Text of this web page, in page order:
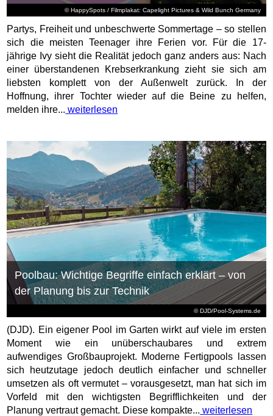
© HappySpots / Filmplakat: Capelight Pictures & Wild Bunch Germany
Partys, Freiheit und unbeschwerte Sommertage – so stellen
sich die meisten Teenager ihre Ferien vor. Für die 17-
jährige Ivy sieht die Realität jedoch ganz anders aus: Nach
einer überstandenen Krebserkrankung zieht sie sich am
liebsten komplett von der Außenwelt zurück. In der
Hoffnung, ihrer Tochter wieder auf die Beine zu helfen,
melden ihre... weiterlesen
© DJD/Pool-Systems.de
Poolbau: Wichtige Begriffe einfach erklärt – von
der Planung bis zur Technik
(DJD). Ein eigener Pool im Garten wirkt auf viele im ersten
Moment wie ein unüberschaubares und extrem
aufwendiges Großbauprojekt. Moderne Fertigpools lassen
sich heutzutage jedoch deutlich einfacher und schneller
umsetzen als oft vermutet – vorausgesetzt, man hat sich im
Vorfeld mit den wichtigsten Begrifflichkeiten und der
Planung vertraut gemacht. Diese kompakte... weiterlesen